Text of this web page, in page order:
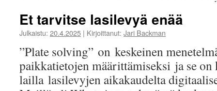
Et tarvitse lasilevyä enää
Julkaistu: 20.4.2025 | Kirjoittanut: Jari Backman
”Plate solving” on keskeinen
paikkatietojen määrittämiseksi ja se
lailla lasilevyjen aikakaudelta